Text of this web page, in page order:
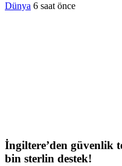
Dünya 6 saat önce
İngiltere’den güvenlik
bin sterlin destek!